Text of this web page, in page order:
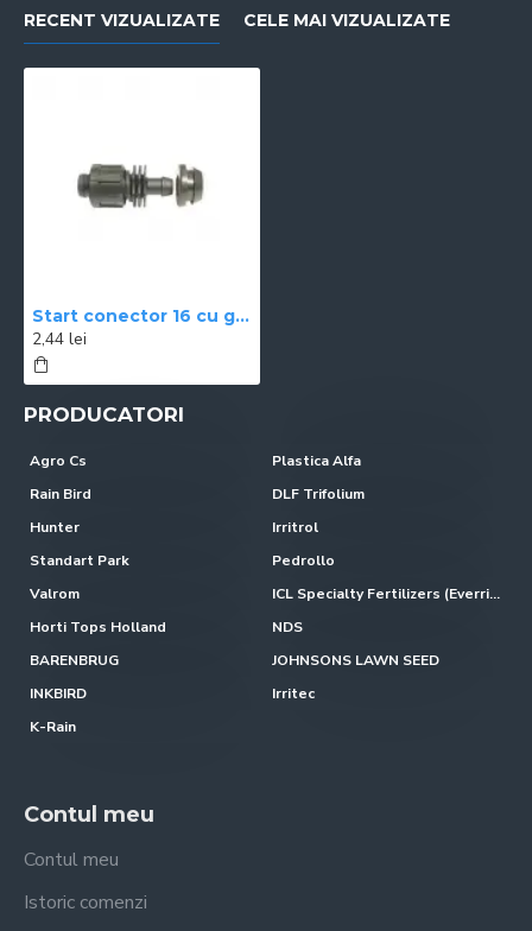
RECENT VIZUALIZATE CELE MAI VIZUALIZATE
Start conector 16 cu garnitura GROMMET
2,44 lei
PRODUCATORI
Agro Cs
Plastica Alfa
Rain Bird
DLF Trifolium
Hunter
Irritrol
Standart Park
Pedrollo
Valrom
ICL Specialty Fertilizers (Everris-Scotts)
Horti Tops Holland
NDS
BARENBRUG
JOHNSONS LAWN SEED
INKBIRD
Irritec
K-Rain
Contul meu
Contul meu
Istoric comenzi